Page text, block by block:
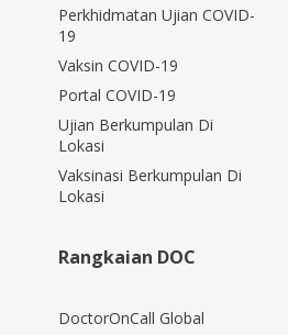
Perkhidmatan Ujian COVID-
19
Vaksin COVID-19
Portal COVID-19
Ujian Berkumpulan Di
Lokasi
Vaksinasi Berkumpulan Di
Lokasi
Rangkaian DOC
DoctorOnCall Global